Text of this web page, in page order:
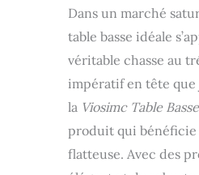
Dans un marché
table basse idéale
véritable chasse au
impératif en tête que
la Viosimc Table
produit qui bénéficie
flatteuse. Avec des